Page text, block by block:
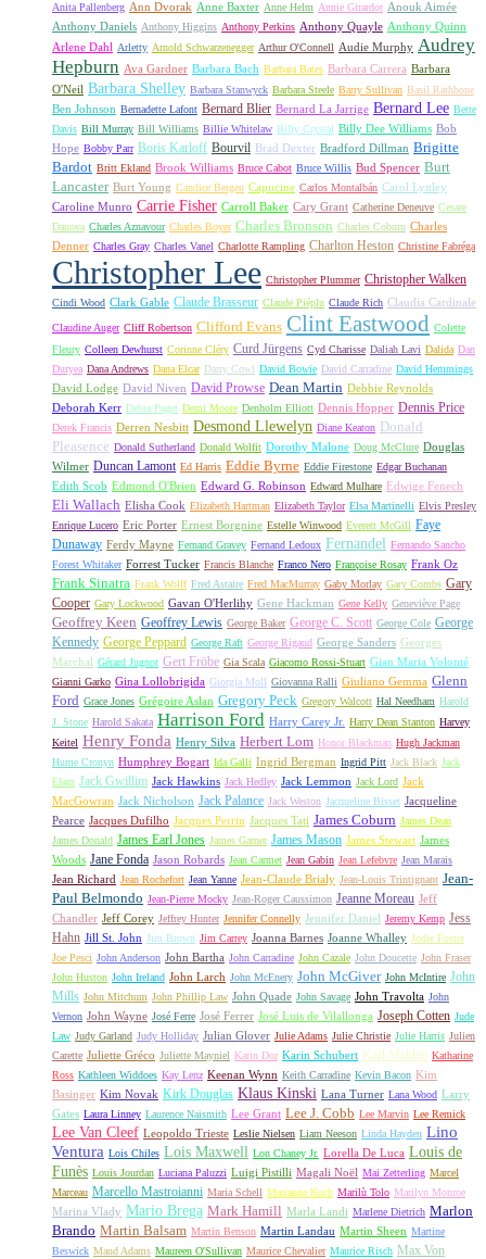
Anita Pallenberg Ann Dvorak Anne Baxter Anne Helm Annie Girardot Anouk Aimée
Anthony Daniels Anthony Higgins Anthony Perkins Anthony Quayle Anthony Quinn
Arlene Dahl Arletty Arnold Schwarzenegger Arthur O'Connell Audie Murphy Audrey
Hepburn Ava Gardner Barbara Bach Barbara Bates Barbara Carrera Barbara
O'Neil Barbara Shelley Barbara Stanwyck Barbara Steele Barry Sullivan Basil Rathbone
Ben Johnson Bernadette Lafont Bernard Blier Bernard La Jarrige Bernard Lee Bette
Davis Bill Murray Bill Williams Billie Whitelaw Billy Crystal Billy Dee Williams Bob
Hope Bobby Parr Boris Karloff Bourvil Brad Dexter Bradford Dillman Brigitte
Bardot Britt Ekland Brook Williams Bruce Cabot Bruce Willis Bud Spencer Burt
Lancaster Burt Young Candice Bergen Capucine Carlos Montalbán Carol Lynley
Caroline Munro Carrie Fisher Carroll Baker Cary Grant Catherine Deneuve Cesare
Danova Charles Aznavour Charles Boyer Charles Bronson Charles Coburn Charles
Denner Charles Gray Charles Vanel Charlotte Rampling Charlton Heston Christine Fabréga
Christopher Lee Christopher Plummer Christopher Walken
Cindi Wood Clark Gable Claude Brasseur Claude Piéplu Claude Rich Claudia Cardinale
Claudine Auger Cliff Robertson Clifford Evans Clint Eastwood Colette
Fleury Colleen Dewhurst Corinne Cléry Curd Jürgens Cyd Charisse Daliah Lavi Dalida Dan
Duryea Dana Andrews Dana Elcar Darry Cowl David Bowie David Carradine David Hemmings
David Lodge David Niven David Prowse Dean Martin Debbie Reynolds
Deborah Kerr Debra Paget Demi Moore Denholm Elliott Dennis Hopper Dennis Price
Derek Francis Derren Nesbitt Desmond Llewelyn Diane Keaton Donald
Pleasence Donald Sutherland Donald Wolfit Dorothy Malone Doug McClure Douglas
Wilmer Duncan Lamont Ed Harris Eddie Byrne Eddie Firestone Edgar Buchanan
Edith Scob Edmond O'Brien Edward G. Robinson Edward Mulhare Edwige Fenech
Eli Wallach Elisha Cook Elizabeth Hartman Elizabeth Taylor Elsa Martinelli Elvis Presley
Enrique Lucero Eric Porter Ernest Borgnine Estelle Winwood Everett McGill Faye
Dunaway Ferdy Mayne Fernand Gravey Fernand Ledoux Fernandel Fernando Sancho
Forest Whitaker Forrest Tucker Francis Blanche Franco Nero Françoise Rosay Frank Oz
Frank Sinatra Frank Wolff Fred Astaire Fred MacMurray Gaby Morlay Gary Combs Gary
Cooper Gary Lockwood Gavan O'Herlihy Gene Hackman Gene Kelly Geneviève Page
Geoffrey Keen Geoffrey Lewis George Baker George C. Scott George Cole George
Kennedy George Peppard George Raft George Rigaud George Sanders Georges
Marchal Gérard Jugnot Gert Fröbe Gia Scala Giacomo Rossi-Stuart Gian Maria Volonté
Gianni Garko Gina Lollobrigida Giorgia Moll Giovanna Ralli Giuliano Gemma Glenn
Ford Grace Jones Grégoire Aslan Gregory Peck Gregory Walcott Hal Needham Harold
J. Stone Harold Sakata Harrison Ford Harry Carey Jr. Harry Dean Stanton Harvey
Keitel Henry Fonda Henry Silva Herbert Lom Honor Blackman Hugh Jackman
Hume Cronyn Humphrey Bogart Ida Galli Ingrid Bergman Ingrid Pitt Jack Black Jack
Elam Jack Gwillim Jack Hawkins Jack Hedley Jack Lemmon Jack Lord Jack
MacGowran Jack Nicholson Jack Palance Jack Weston Jacqueline Bisset Jacqueline
Pearce Jacques Dufilho Jacques Perrin Jacques Tati James Coburn James Dean
James Donald James Earl Jones James Garner James Mason James Stewart James
Woods Jane Fonda Jason Robards Jean Carmet Jean Gabin Jean Lefebvre Jean Marais
Jean Richard Jean Rochefort Jean Yanne Jean-Claude Brialy Jean-Louis Trintignant Jean-
Paul Belmondo Jean-Pierre Mocky Jean-Roger Caussimon Jeanne Moreau Jeff
Chandler Jeff Corey Jeffrey Hunter Jennifer Connelly Jennifer Daniel Jeremy Kemp Jess
Hahn Jill St. John Jim Brown Jim Carrey Joanna Barnes Joanne Whalley Jodie Foster
Joe Pesci John Anderson John Bartha John Carradine John Cazale John Doucette John Fraser
John Huston John Ireland John Larch John McEnery John McGiver John McIntire John
Mills John Mitchum John Phillip Law John Quade John Savage John Travolta John
Vernon John Wayne José Ferre José Ferrer José Luis de Vilallonga Joseph Cotten Jude
Law Judy Garland Judy Holliday Julian Glover Julie Adams Julie Christie Julie Harris Julien
Carette Juliette Gréco Juliette Mayniel Karin Dor Karin Schubert Karl Malden Katharine
Ross Kathleen Widdoes Kay Lenz Keenan Wynn Keith Carradine Kevin Bacon Kim
Basinger Kim Novak Kirk Douglas Klaus Kinski Lana Turner Lana Wood Larry
Gates Laura Linney Laurence Naismith Lee Grant Lee J. Cobb Lee Marvin Lee Remick
Lee Van Cleef Leopoldo Trieste Leslie Nielsen Liam Neeson Linda Hayden Lino
Ventura Lois Chiles Lois Maxwell Lon Chaney Jr. Lorella De Luca Louis de
Funès Louis Jourdan Luciana Paluzzi Luigi Pistilli Magali Noël Mai Zetterling Marcel
Marceau Marcello Mastroianni Maria Schell Marianne Koch Marilù Tolo Marilyn Monroe
Marina Vlady Mario Brega Mark Hamill Marla Landi Marlene Dietrich Marlon
Brando Martin Balsam Martin Benson Martin Landau Martin Sheen Martine
Beswick Maud Adams Maureen O'Sullivan Maurice Chevalier Maurice Risch Max Von